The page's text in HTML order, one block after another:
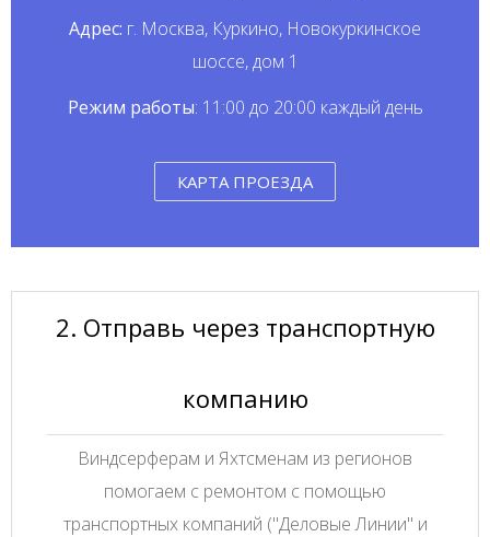
Адрес: г. Москва, Куркино, Новокуркинское
шоссе, дом 1
Режим работы: 11:00 до 20:00 каждый день
КАРТА ПРОЕЗДА
2. Отправь через транспортную
компанию
Виндсерферам и Яхтсменам из регионов
помогаем с ремонтом с помощью
транспортных компаний ("Деловые Линии" и